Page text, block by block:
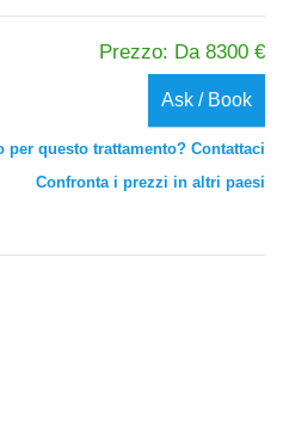
Prezzo: Da 8300 €
Ask / Book
per questo trattamento? Contattaci
Confronta i prezzi in altri paesi